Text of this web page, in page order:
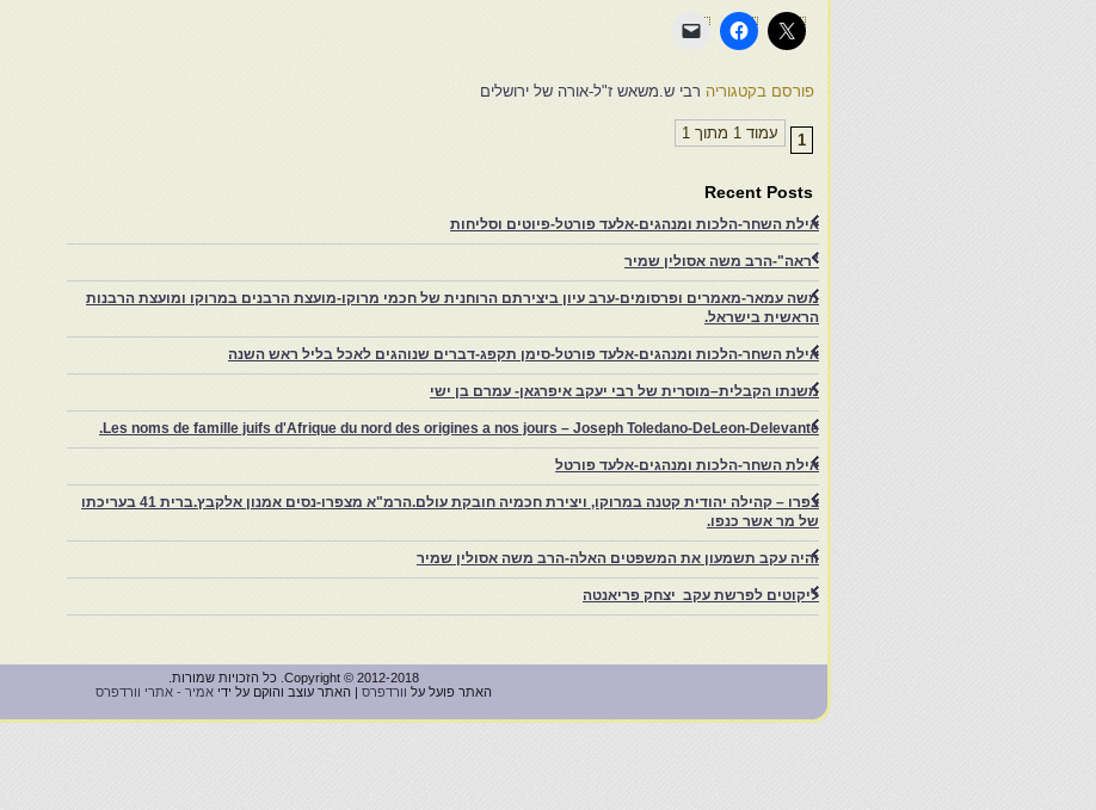
פורסם בקטגוריה רבי ש.משאש ז"ל-אורה של ירושלים
עמוד 1 מתוך 1 1
Recent Posts
אילת השחר-הלכות ומנהגים-אלעד פורטל-פיוטים וסליחות
"ראה"-הרב משה אסולין שמיר
משה עמאר-מאמרים ופרסומים-ערב עיון ביצירתם הרוחנית של חכמי מרוקו-מועצת הרבנים במרוקו ומועצת הרבנות
הראשית בישראל.
אילת השחר-הלכות ומנהגים-אלעד פורטל-סימן תקפג-דברים שנוהגים לאכל בליל ראש השנה
משנתו הקבלית–מוסרית של רבי יעקב איפרגאן- עמרם בן ישי
Les noms de famille juifs d'Afrique du nord des origines a nos jours – Joseph Toledano-DeLeon-Delevante.
אילת השחר-הלכות ומנהגים-אלעד פורטל
צפרו – קהילה יהודית קטנה במרוקו, ויצירת חכמיה חובקת עולם.הרמ"א מצפרו-נסים אמנון אלקבץ.ברית 41 בעריכתו
של מר אשר כנפו.
והיה עקב תשמעון את המשפטים האלה-הרב משה אסולין שמיר
ליקוטים לפרשת עקב יצחק פריאנטה
Copyright © 2012-2018. כל הזכויות שמורות.
האתר פועל על וורדפרס | האתר עוצב והוקם על ידי אמיר - אתרי וורדפרס